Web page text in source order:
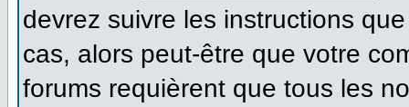
devrez suivre les instructions
cas, alors peut-être que votre
forums requièrent que tous les